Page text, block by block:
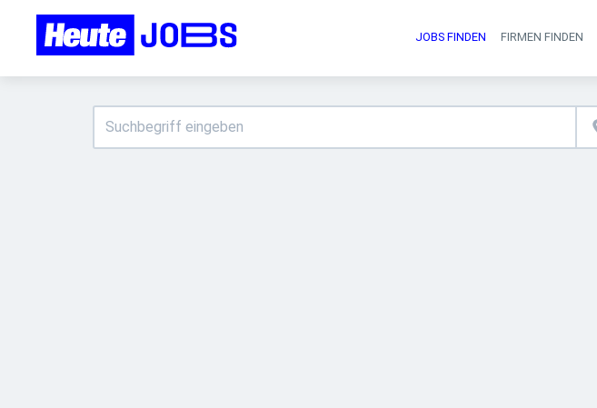
JOBS FINDEN FIRMEN FINDEN